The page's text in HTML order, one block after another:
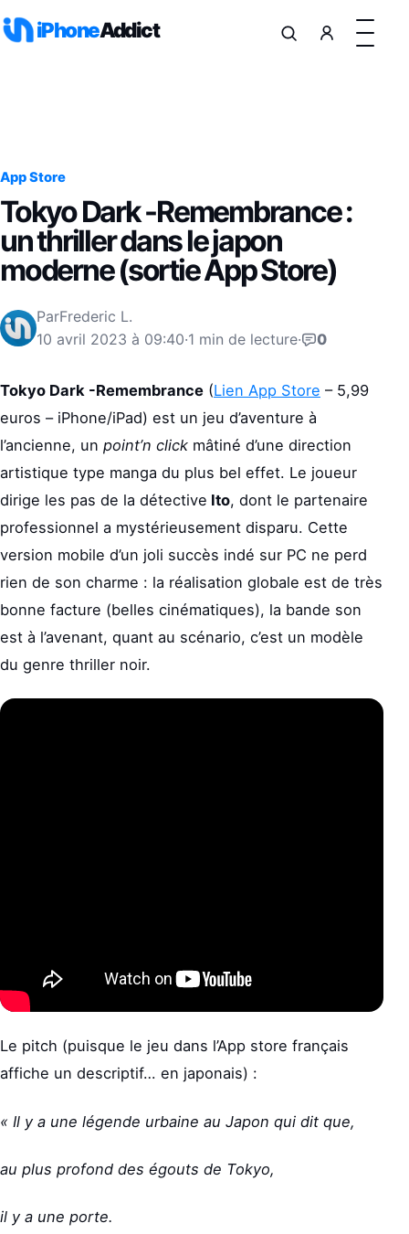
iPhoneAddict
App Store
Tokyo Dark -Remembrance :
un thriller dans le japon
moderne (sortie App Store)
ParFrederic L.
10 avril 2023 à 09:40·1 min de lecture· 0
Tokyo Dark -Remembrance (Lien App Store – 5,99
euros – iPhone/iPad) est un jeu d’aventure à
l’ancienne, un point’n click mâtiné d’une direction
artistique type manga du plus bel effet. Le joueur
dirige les pas de la détective Ito, dont le partenaire
professionnel a mystérieusement disparu. Cette
version mobile d’un joli succès indé sur PC ne perd
rien de son charme : la réalisation globale est de très
bonne facture (belles cinématiques), la bande son
est à l’avenant, quant au scénario, c’est un modèle
du genre thriller noir.
Le pitch (puisque le jeu dans l’App store français
affiche un descriptif… en japonais) :
« Il y a une légende urbaine au Japon qui dit que,
au plus profond des égouts de Tokyo,
il y a une porte.